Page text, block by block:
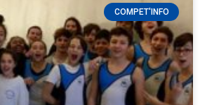
COMPET'INFO